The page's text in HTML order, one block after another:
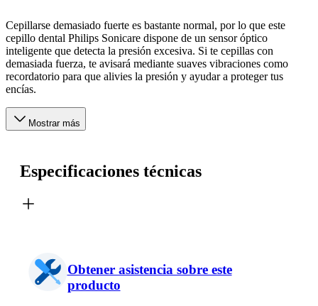
Cepillarse demasiado fuerte es bastante normal, por lo que este
cepillo dental Philips Sonicare dispone de un sensor óptico
inteligente que detecta la presión excesiva. Si te cepillas con
demasiada fuerza, te avisará mediante suaves vibraciones como
recordatorio para que alivies la presión y ayudar a proteger tus
encías.
Mostrar más
Especificaciones técnicas
Obtener asistencia sobre este
producto